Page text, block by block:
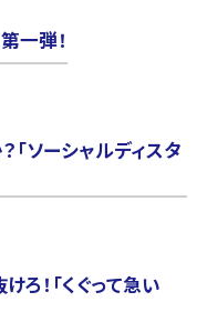
一弾！
「ソーシャルディスタ
ろ！「くぐって急い